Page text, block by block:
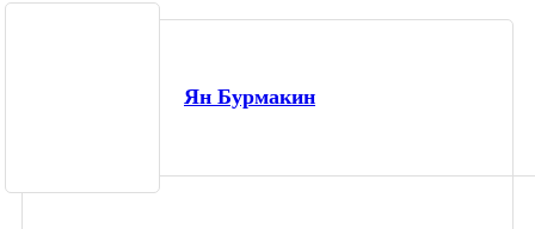
Ян Бурмакин